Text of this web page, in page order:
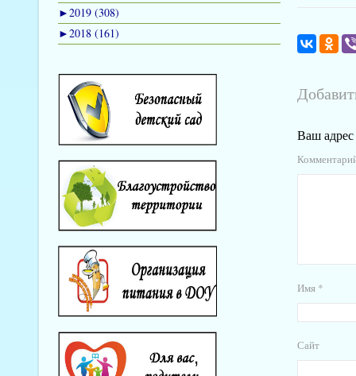
►2019 (308)
►2018 (161)
Ваш адрес
Имя *
Сайт